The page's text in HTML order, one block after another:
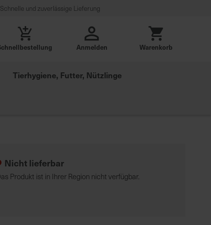
Schnelle und zuverlässige Lieferung
Anmelden Warenkorb
Tierhygiene, Futter, Nützlinge
Nicht lieferbar
Produkt ist in Ihrer Region nicht verfügbar.